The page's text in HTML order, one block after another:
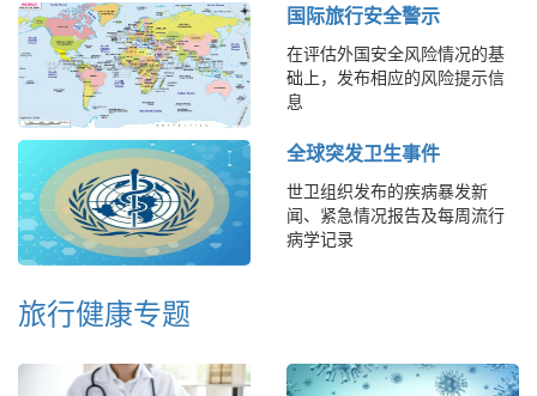
国际旅行安全警示
在评估外国安全风险情况的基
础上，发布相应的风险提示信
息
全球突发卫生事件
世卫组织发布的疾病暴发新
闻、紧急情况报告及每周流行
病学记录
旅行健康专题